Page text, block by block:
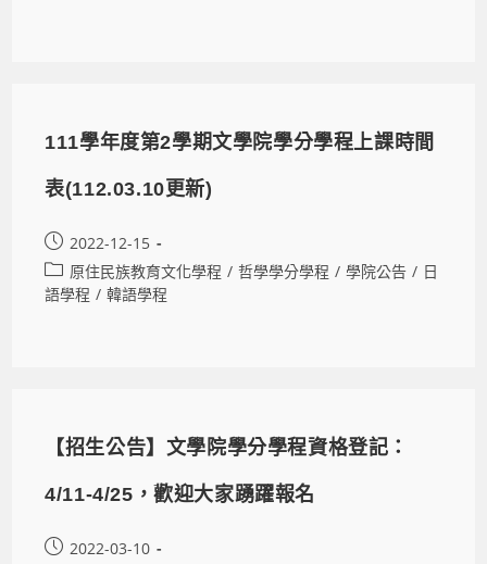
111學年度第2學期文學院學分學程上課時間
表(112.03.10更新)
2022-12-15
原住民族教育文化學程 / 哲學學分學程 / 學院公告 / 日
語學程 / 韓語學程
【招生公告】文學院學分學程資格登記：
4/11-4/25，歡迎大家踴躍報名
2022-03-10